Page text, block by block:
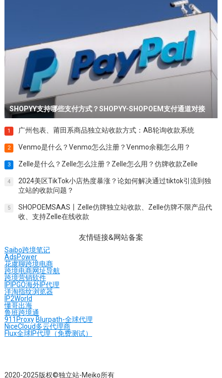
SHOPYY支持哪些支付方式？SHOPYY-SHOPOEM支付通道对接
1 广州包表、莆田系商品独立站收款方式：AB轮询收款系统
2 Venmo是什么？Venmo怎么注册？Venmo余额怎么用？
3 Zelle是什么？Zelle怎么注册？Zelle怎么用？仿牌收款Zelle
4
2024美区TikTok小店热度暴涨？论如何解决通过tiktok引流到独
立站的收款问题？
5
SHOPOEMSAAS丨Zelle仿牌独立站收款、Zelle仿牌不限产品代
收、支持Zelle在线收款
友情链接&网站备案
Saibo跨境笔记
AdsPower
花虞聊跨境电商
跨境电商网址导航
跨境营销软件
IPIPGO海外IP代理
洋淘指纹浏览器
IP2World
懂哥出海
鲁班跨境通
911Proxy Blurpath-全球代理
NiceCloud多云代理商
Flux全球IP代理（免费测试）
2020-2025版权©独立站-Meiko所有